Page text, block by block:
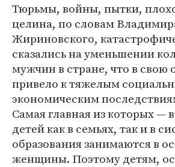
Тюрьмы, войны, пытки,
целина, по словам
Жириновского,
сказались на уменьшении
мужчин в стране, что в свою
привело к тяжелым
экономическим
Самая главная из которых —
детей как в семьях, так и в
образования занимаются в
женщины. Поэтому детям,